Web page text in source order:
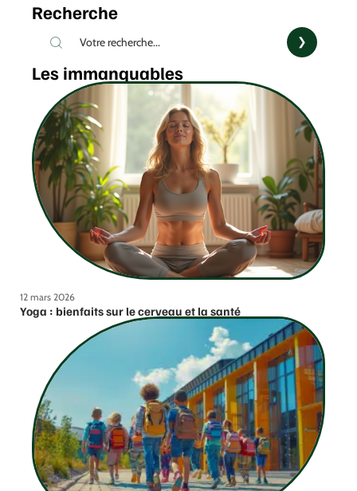
Recherche
Les immanquables
12 mars 2026
Yoga : bienfaits sur le cerveau et la santé